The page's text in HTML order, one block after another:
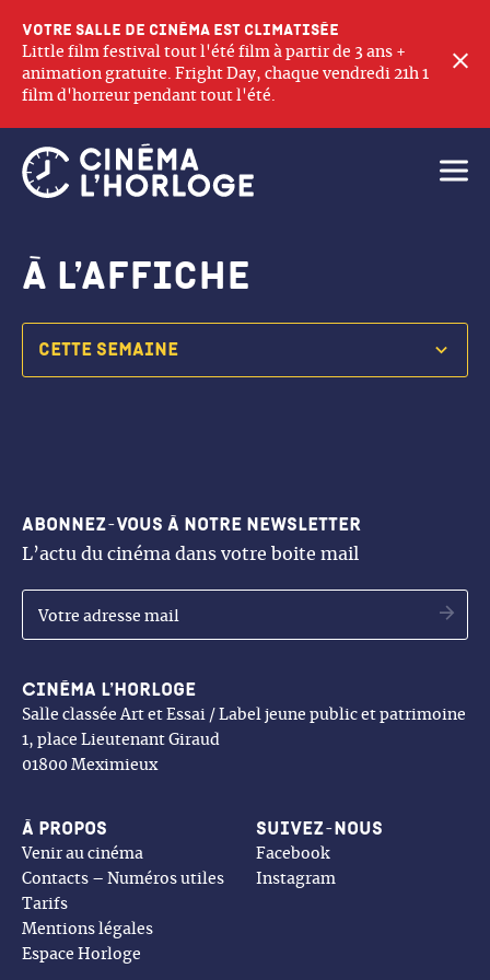
Votre salle de cinéma est climatisée
Little film festival tout l'été film à partir de 3 ans +
animation gratuite. Fright Day, chaque vendredi 21h 1
film d'horreur pendant tout l'été.
à l’affiche
Cinéma l’Horloge
Salle classée Art et Essai / Label jeune public et patrimoine
1, place Lieutenant Giraud
01800 Meximieux
Abonnez-vous à notre newsletter
L’actu du cinéma dans votre boite mail
À propos
Venir au cinéma
Contacts – Numéros utiles
Tarifs
Mentions légales
Espace Horloge
Suivez-nous
Facebook
Instagram